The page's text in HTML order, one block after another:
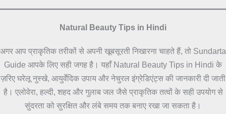
Natural Beauty Tips in Hindi
अगर आप प्राकृतिक तरीकों से अपनी खूबसूरती निखारना चाहते हैं, तो Sundarta
Guide आपके लिए सही जगह है। यहाँ Natural Beauty Tips in Hindi के
ज़रिए घरेलू नुस्खे, आयुर्वेदिक उपाय और नेचुरल इंग्रेडिएंट्स की जानकारी दी जाती
है। एलोवेरा, हल्दी, शहद और गुलाब जल जैसे प्राकृतिक तत्वों के सही उपयोग से
सुंदरता को सुरक्षित और लंबे समय तक बनाए रखा जा सकता है।